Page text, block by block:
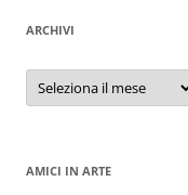
ARCHIVI
Archivi
AMICI IN ARTE